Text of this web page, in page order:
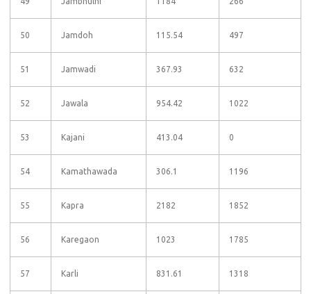
50 Jamdoh 115.54 497
51 Jamwadi 367.93 632
52 Jawala 954.42 1022
53 Kajani 413.04 0
54 Kamathawada 306.1 1196
55 Kapra 2182 1852
56 Karegaon 1023 1785
57 Karli 831.61 1318